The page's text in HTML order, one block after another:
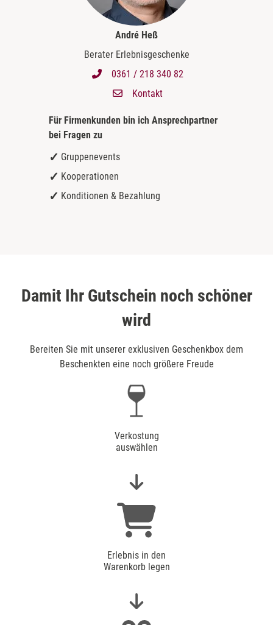
André Heß
Berater Erlebnisgeschenke
0361 / 218 340 82
Kontakt
Für Firmenkunden bin ich Ansprechpartner
bei Fragen zu
Gruppenevents
Kooperationen
Konditionen & Bezahlung
Damit Ihr Gutschein noch schöner
wird
Bereiten Sie mit unserer exklusiven Geschenkbox dem
Beschenkten eine noch größere Freude
Verkostung
auswählen
Erlebnis in den
Warenkorb legen